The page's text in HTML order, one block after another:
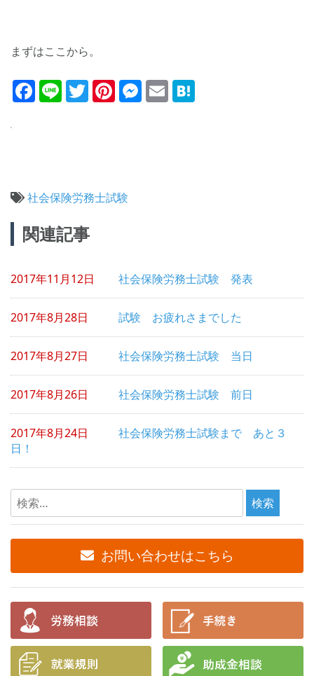
まずはここから。
Facebook
LineTwitter
Pinterest
Messenger
Email
社会保険労務士試験
投
稿
ビ
ゲ
ー
シ
ョ
ン
関連記事
2017年11月12日 社会保険労務士試験 発表
2017年8月28日 試験 お疲れさまでした
2017年8月27日 社会保険労務士試験 当日
2017年8月26日 社会保険労務士試験 前日
2017年8月24日
社会保険労務士試験まで あと３
日！
検
索:
お問い合わせはこちら